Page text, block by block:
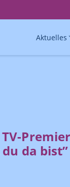
Aktuelles
da